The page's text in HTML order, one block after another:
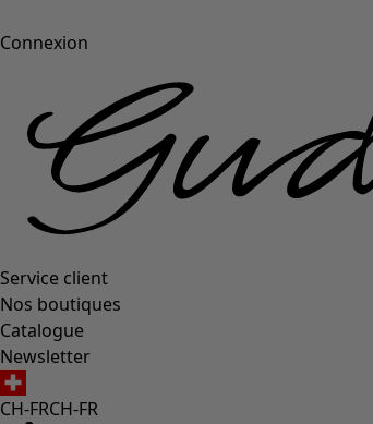
Connexion
Service client
Nos boutiques
Catalogue
Newsletter
CH-FRCH-FR